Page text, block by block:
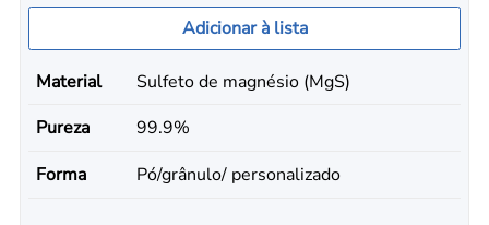
Adicionar à lista
Material
Sulfeto de magnésio (MgS)
Pureza
99.9%
Forma
Pó/grânulo/ personalizado